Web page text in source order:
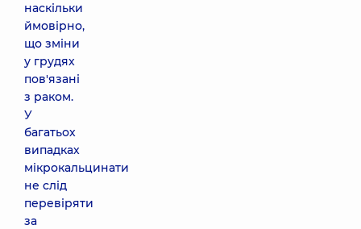
наскільки
ймовірно,
що зміни
у грудях
пов'язані
з раком.
У
багатьох
випадках
мікрокальцинати
не слід
перевіряти
за